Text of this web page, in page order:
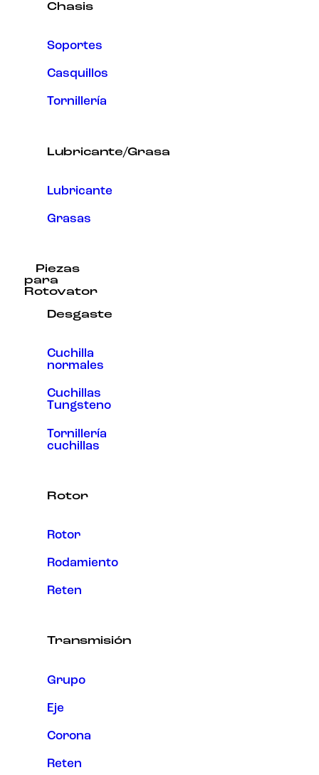
Chasis
Soportes
Casquillos
Tornillería
Lubricante/Grasa
Lubricante
Grasas
Piezas
para
Rotovator
Desgaste
Cuchilla
normales
Cuchillas
Tungsteno
Tornillería
cuchillas
Rotor
Rotor
Rodamiento
Reten
Transmisión
Grupo
Eje
Corona
Reten